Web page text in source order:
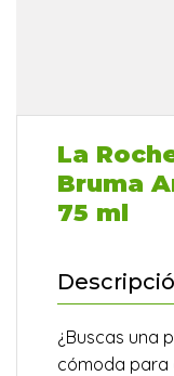
La
Bruma
75 ml
¿Buscas una
cómoda para